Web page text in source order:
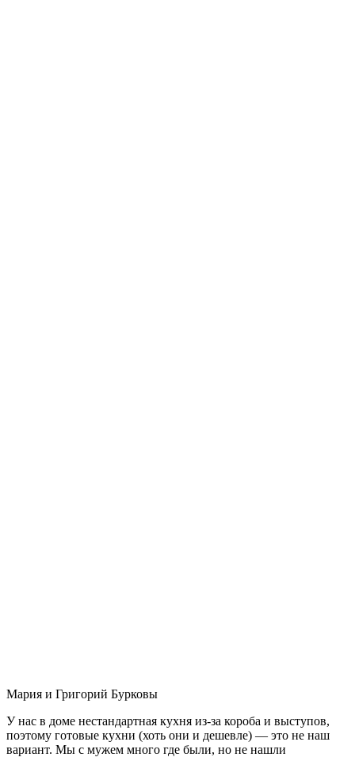
Мария и Григорий Бурковы
У нас в доме нестандартная кухня из-за короба и выступов,
поэтому готовые кухни (хоть они и дешевле) — это не наш
вариант. Мы с мужем много где были, но не нашли